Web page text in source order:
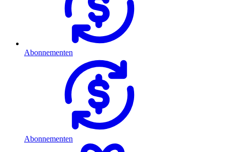
Abonnementen
Abonnementen